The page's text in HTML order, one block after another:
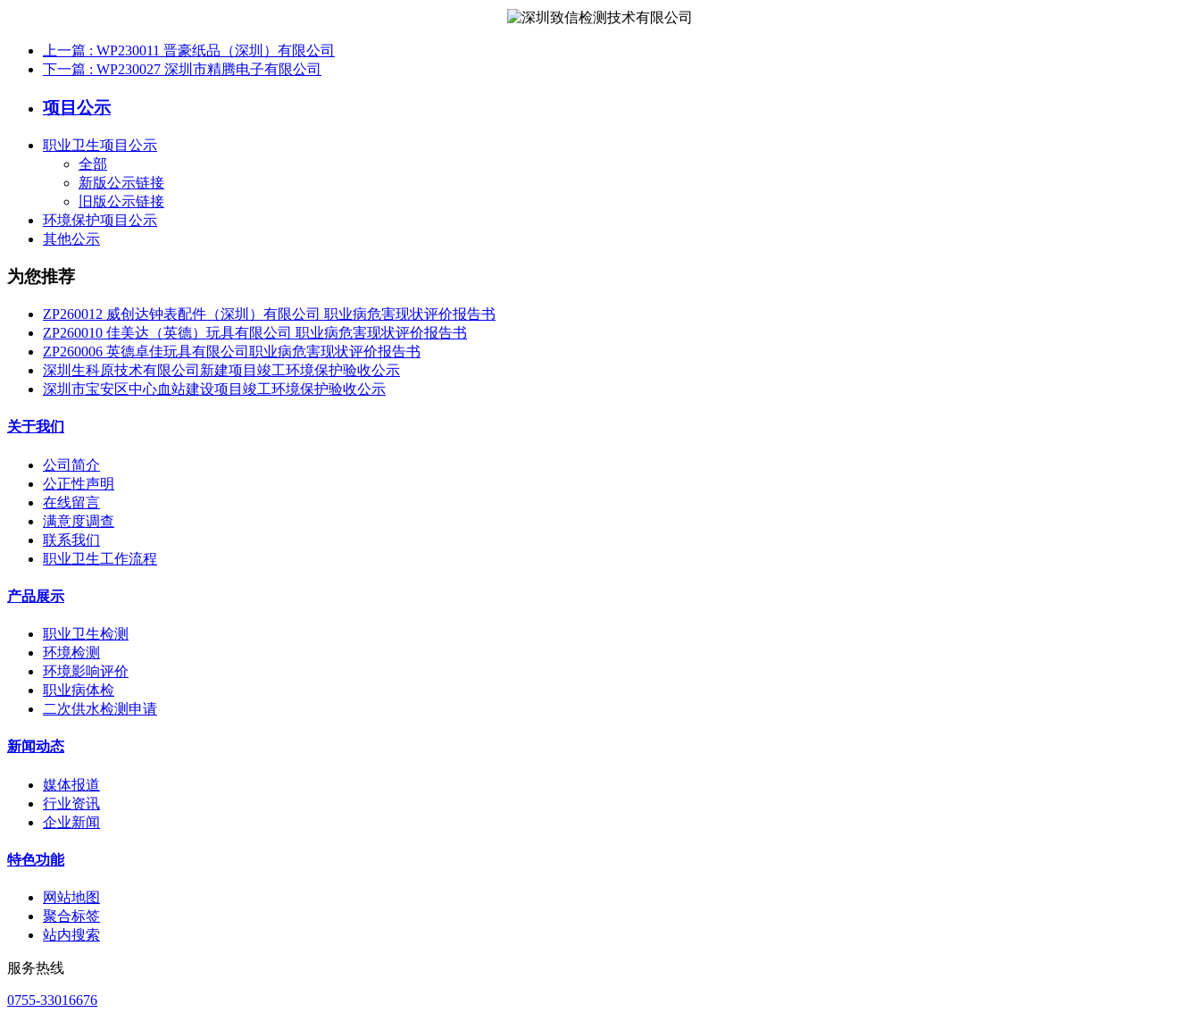
上一篇 : WP230011 晋豪纸品（深圳）有限公司
下一篇 : WP230027 深圳市精腾电子有限公司
项目公示
职业卫生项目公示
全部
新版公示链接
旧版公示链接
环境保护项目公示
其他公示
为您推荐
ZP260012 威创达钟表配件（深圳）有限公司 职业病危害现状评价报告书
ZP260010 佳美达（英德）玩具有限公司 职业病危害现状评价报告书
ZP260006 英德卓佳玩具有限公司职业病危害现状评价报告书
深圳生科原技术有限公司新建项目竣工环境保护验收公示
深圳市宝安区中心血站建设项目竣工环境保护验收公示
关于我们
公司简介
公正性声明
在线留言
满意度调查
联系我们
职业卫生工作流程
产品展示
职业卫生检测
环境检测
环境影响评价
职业病体检
二次供水检测申请
新闻动态
媒体报道
行业资讯
企业新闻
特色功能
网站地图
聚合标签
站内搜索
服务热线
0755-33016676